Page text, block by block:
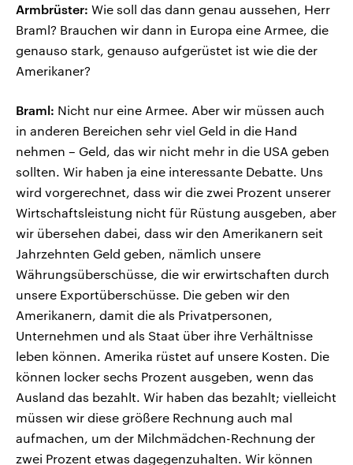
Armbrüster: Wie soll das dann genau aussehen, Herr
Braml? Brauchen wir dann in Europa eine Armee, die
genauso stark, genauso aufgerüstet ist wie die der
Amerikaner?
Braml: Nicht nur eine Armee. Aber wir müssen auch
in anderen Bereichen sehr viel Geld in die Hand
nehmen – Geld, das wir nicht mehr in die USA geben
sollten. Wir haben ja eine interessante Debatte. Uns
wird vorgerechnet, dass wir die zwei Prozent unserer
Wirtschaftsleistung nicht für Rüstung ausgeben, aber
wir übersehen dabei, dass wir den Amerikanern seit
Jahrzehnten Geld geben, nämlich unsere
Währungsüberschüsse, die wir erwirtschaften durch
unsere Exportüberschüsse. Die geben wir den
Amerikanern, damit die als Privatpersonen,
Unternehmen und als Staat über ihre Verhältnisse
leben können. Amerika rüstet auf unsere Kosten. Die
können locker sechs Prozent ausgeben, wenn das
Ausland das bezahlt. Wir haben das bezahlt; vielleicht
müssen wir diese größere Rechnung auch mal
aufmachen, um der Milchmädchen-Rechnung der
zwei Prozent etwas dagegenzuhalten. Wir können